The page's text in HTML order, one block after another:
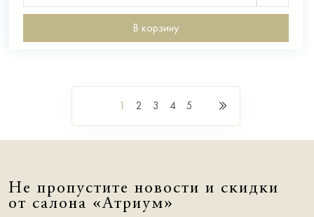
В корзину
1 2 3 4 5
Не пропустите новости и скидки
от салона «Атриум»